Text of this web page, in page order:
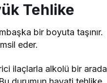
Tehlike
bir boyuta taşınır.
eder.
ilaçlarla alkolü bir arada